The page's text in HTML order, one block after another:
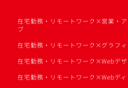
在宅勤務・リモートワーク×営業・ア
ブ
在宅勤務・リモートワーク×グラフ
在宅勤務・リモートワーク×Webデ
在宅勤務・リモートワーク×Webディ